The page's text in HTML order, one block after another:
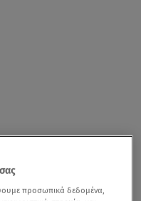
προσωπικά δεδομένα,